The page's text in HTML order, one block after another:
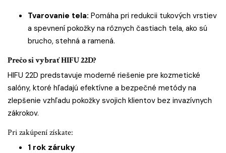
Tvarovanie tela: Pomáha pri redukcii tukových vrstiev
a spevnení pokožky na rôznych častiach tela, ako sú
brucho, stehná a ramená.
Prečo si vybrať HIFU 22D?
HIFU 22D predstavuje moderné riešenie pre kozmetické
salóny, ktoré hľadajú efektívne a bezpečné metódy na
zlepšenie vzhľadu pokožky svojich klientov bez invazívnych
zákrokov.
Pri zakúpení získate:
1 rok záruky